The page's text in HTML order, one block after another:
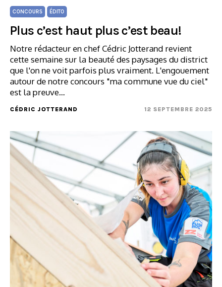
CONCOURS ÉDITO
Plus c’est haut plus c’est beau!
Notre rédacteur en chef Cédric Jotterand revient
cette semaine sur la beauté des paysages du district
que l'on ne voit parfois plus vraiment. L'engouement
autour de notre concours "ma commune vue du ciel"
est la preuve…
CÉDRIC JOTTERAND 12 SEPTEMBRE 2025